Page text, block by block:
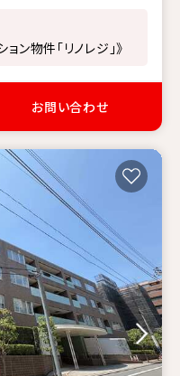
ン物件「リノレジ」》
お問い合わせ